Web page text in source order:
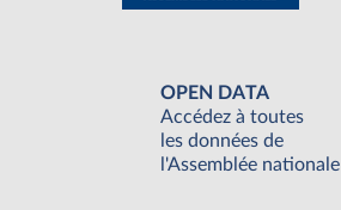
OPEN DATA
Accédez à toutes
les données de
l'Assemblée nationale